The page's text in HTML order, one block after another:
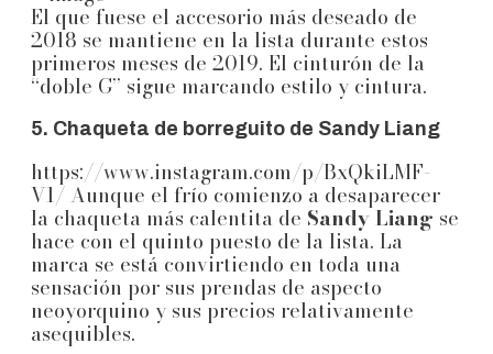
El que fuese el accesorio más deseado de
2018 se mantiene en la lista durante estos
primeros meses de 2019. El cinturón de la
“doble G” sigue marcando estilo y cintura.
5. Chaqueta de borreguito de Sandy Liang
https://www.instagram.com/p/BxQkiLMF-
V1/ Aunque el frío comienzo a desaparecer
la chaqueta más calentita de Sandy Liang se
hace con el quinto puesto de la lista. La
marca se está convirtiendo en toda una
sensación por sus prendas de aspecto
neoyorquino y sus precios relativamente
asequibles.